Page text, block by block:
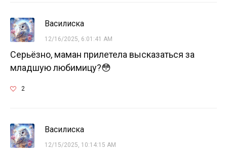
Василиска
12/16/2025, 6:01:41 AM
Серьёзно, маман прилетела высказаться за
младшую любимицу?😳
2
Василиска
12/15/2025, 10:14:15 AM